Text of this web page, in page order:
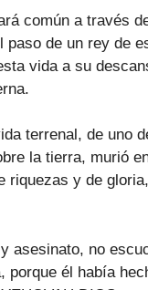
común a través
paso de un rey de
vida a su
terrenal, de uno
la tierra, murió
riquezas y de
asesinato, no
porque él había